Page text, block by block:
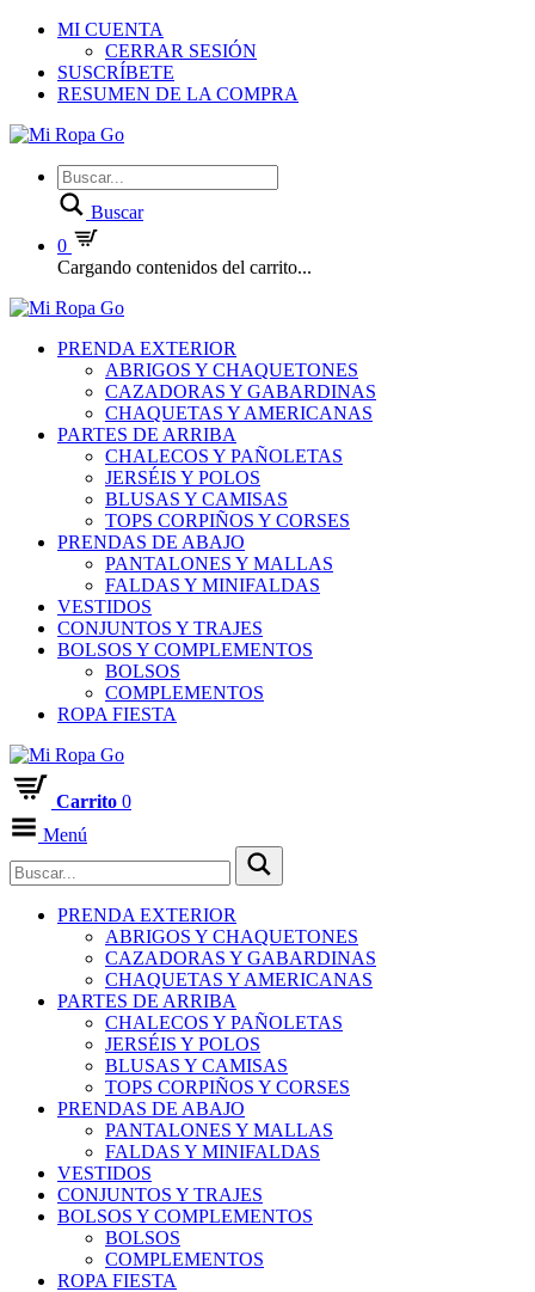
MI CUENTA
CERRAR SESIÓN
SUSCRÍBETE
RESUMEN DE LA COMPRA
Buscar
0
Cargando contenidos del carrito...
PRENDA EXTERIOR
ABRIGOS Y CHAQUETONES
CAZADORAS Y GABARDINAS
CHAQUETAS Y AMERICANAS
PARTES DE ARRIBA
CHALECOS Y PAÑOLETAS
JERSÉIS Y POLOS
BLUSAS Y CAMISAS
TOPS CORPIÑOS Y CORSES
PRENDAS DE ABAJO
PANTALONES Y MALLAS
FALDAS Y MINIFALDAS
VESTIDOS
CONJUNTOS Y TRAJES
BOLSOS Y COMPLEMENTOS
BOLSOS
COMPLEMENTOS
ROPA FIESTA
Carrito 0
Menú
PRENDA EXTERIOR
ABRIGOS Y CHAQUETONES
CAZADORAS Y GABARDINAS
CHAQUETAS Y AMERICANAS
PARTES DE ARRIBA
CHALECOS Y PAÑOLETAS
JERSÉIS Y POLOS
BLUSAS Y CAMISAS
TOPS CORPIÑOS Y CORSES
PRENDAS DE ABAJO
PANTALONES Y MALLAS
FALDAS Y MINIFALDAS
VESTIDOS
CONJUNTOS Y TRAJES
BOLSOS Y COMPLEMENTOS
BOLSOS
COMPLEMENTOS
ROPA FIESTA